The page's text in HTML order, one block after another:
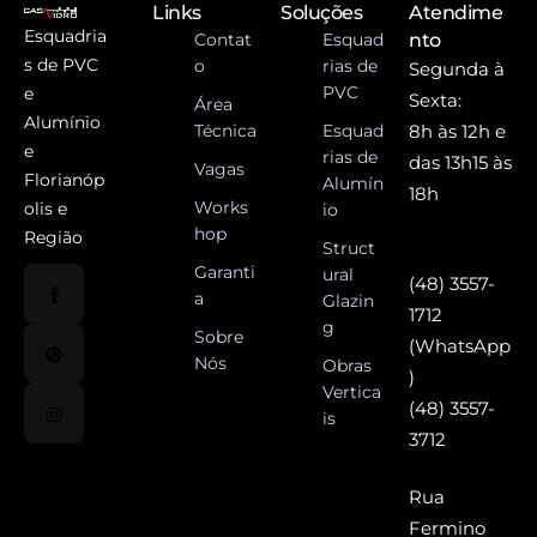
Esquadria
s de PVC
e
Alumínio
e
Florianóp
olis e
Região
Links
Contat
o
Área
Técnica
Vagas
Works
hop
Garanti
a
Sobre
Nós
Soluções
Esquad
rias de
PVC
Esquad
rias de
Alumín
io
Struct
ural
Glazin
g
Obras
Vertica
is
Atendime
nto
Segunda à
Sexta:
8h às 12h e
das 13h15 às
18h
(48) 3557-
1712
(WhatsApp
)
(48) 3557-
3712
Rua
Fermino